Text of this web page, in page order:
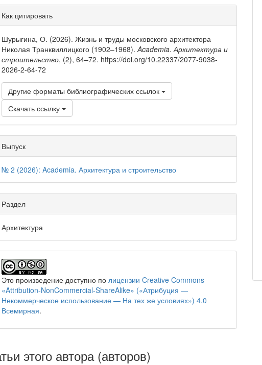
статье
Как цитировать
Шурыгина, О. (2026). Жизнь и труды московского архитектора
Николая Транквиллицкого (1902–1968).Academia. Архитектура и
строительство, (2), 64–72. https://doi.org/10.22337/2077-9038-
2026-2-64-72
Другие форматы библиографических ссылок
Скачать ссылку
Выпуск
№ 2 (2026): Academia. Архитектура и строительство
Раздел
Архитектура
Это произведение доступно полицензии Creative Commons
«Attribution-NonCommercial-ShareAlike» («Атрибуция —
Некоммерческое использование — На тех же условиях») 4.0
Всемирная.
этого автора (авторов)